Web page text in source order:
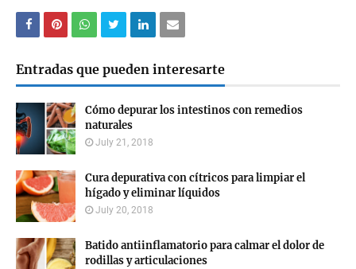
Entradas que pueden interesarte
Cómo depurar los intestinos con remedios
naturales
July 21, 2018
Cura depurativa con cítricos para limpiar el
hígado y eliminar líquidos
July 20, 2018
Batido antiinflamatorio para calmar el dolor de
rodillas y articulaciones